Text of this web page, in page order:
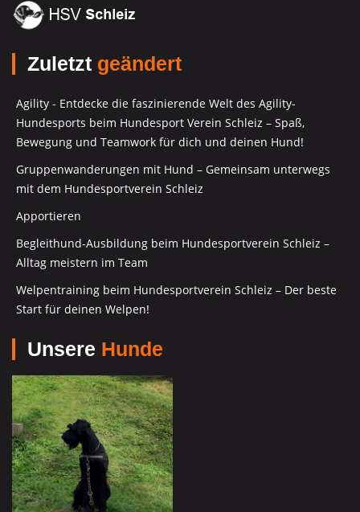
Zuletzt geändert
Agility - Entdecke die faszinierende Welt des Agility-
Hundesports beim Hundesport Verein Schleiz – Spaß,
Bewegung und Teamwork für dich und deinen Hund!
Gruppenwanderungen mit Hund – Gemeinsam unterwegs
mit dem Hundesportverein Schleiz
Apportieren
Begleithund-Ausbildung beim Hundesportverein Schleiz –
Alltag meistern im Team
Welpentraining beim Hundesportverein Schleiz – Der beste
Start für deinen Welpen!
Unsere Hunde